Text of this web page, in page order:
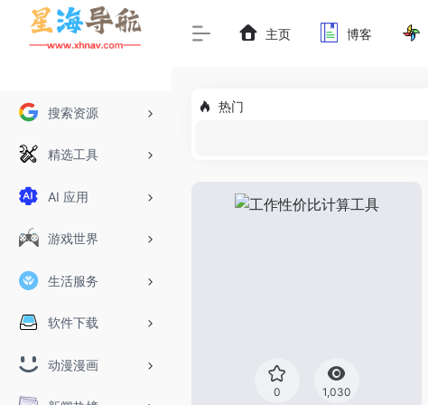
搜索资源
精选工具
AI 应用
游戏世界
生活服务
软件下载
动漫漫画
主页 博客
热门
0 1,030